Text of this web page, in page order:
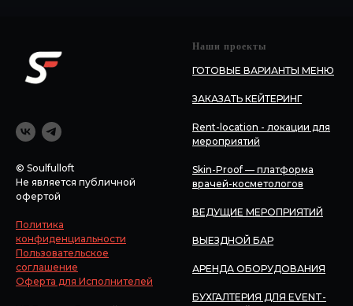
© Soulfulloft
Не является публичной
офертой
Политика
конфиденциальности
Пользовательское
соглашение
Оферта для Исполнителей
Наши проекты
ГОТОВЫЕ ВАРИАНТЫ МЕНЮ
ЗАКАЗАТЬ КЕЙТЕРИНГ
Rent-location - локации для
мероприятий
Skin-Proof — платформа
врачей-косметологов
ВЕДУЩИЕ МЕРОПРИЯТИЙ
ВЫЕЗДНОЙ БАР
АРЕНДА ОБОРУДОВАНИЯ
БУХГАЛТЕРИЯ ДЛЯ EVENT-